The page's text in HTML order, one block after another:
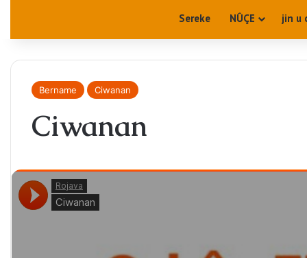
Sereke NÛÇE jin u
Bername Ciwanan
Ciwanan